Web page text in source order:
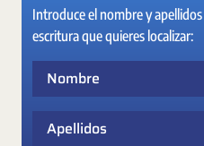
Introduce el nombre y
escritura que quieres localizar:
Apellidos